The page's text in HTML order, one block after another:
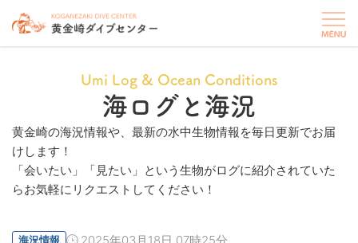
Umi Log & Ocean Conditions
海ログと海況
黄金崎の海況情報や、最新の水中生物情報を毎日更新でお届
けします！
「会いたい」「見たい」という生物がログに紹介されていた
らお気軽にリクエストしてください！
海況情報